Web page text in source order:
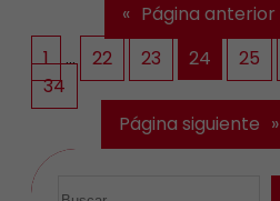
« Página anterior
1
… 22 23 24 25
34
Página siguiente »